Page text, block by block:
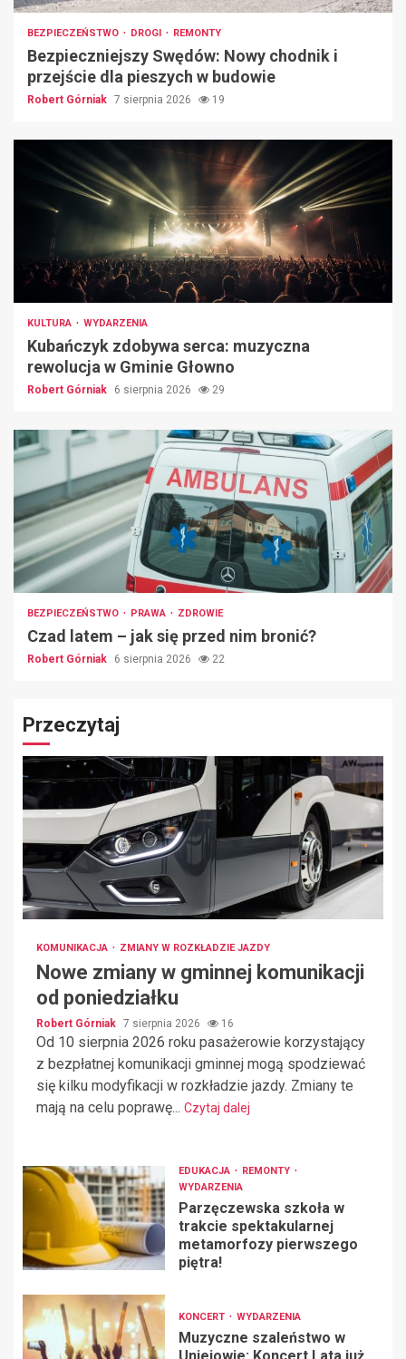
BEZPIECZEŃSTWO DROGI REMONTY
Bezpieczniejszy Swędów: Nowy chodnik i
przejście dla pieszych w budowie
Robert Górniak 7 sierpnia 2026 19
KULTURA WYDARZENIA
Kubańczyk zdobywa serca: muzyczna
rewolucja w Gminie Głowno
Robert Górniak 6 sierpnia 2026 29
BEZPIECZEŃSTWO PRAWA ZDROWIE
Czad latem – jak się przed nim bronić?
Robert Górniak 6 sierpnia 2026 22
Przeczytaj
KOMUNIKACJA ZMIANY W ROZKŁADZIE JAZDY
Nowe zmiany w gminnej komunikacji
od poniedziałku
Robert Górniak 7 sierpnia 2026 16
Od 10 sierpnia 2026 roku pasażerowie korzystający
z bezpłatnej komunikacji gminnej mogą spodziewać
się kilku modyfikacji w rozkładzie jazdy. Zmiany te
mają na celu poprawę... Czytaj dalej
EDUKACJA
REMONTY
WYDARZENIA
Parzęczewska szkoła w
trakcie spektakularnej
metamorfozy pierwszego
piętra!
KONCERT WYDARZENIA
Muzyczne szaleństwo w